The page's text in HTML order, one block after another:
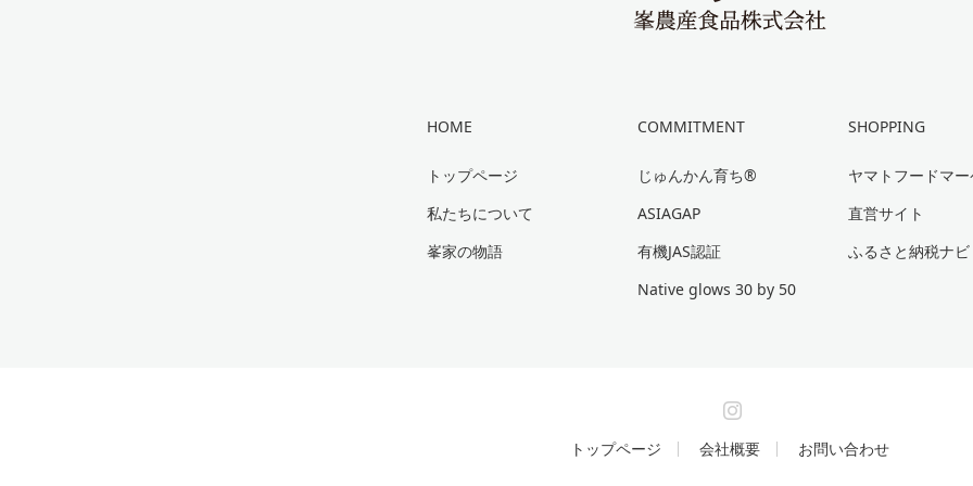
HOME
トップページ
私たちについて
峯家の物語
COMMITMENT
じゅんかん育ち®
ASIAGAP
有機JAS認証
Native glows 30 by 50
SHOPPING
ヤマトフードマ
直営サイト
ふるさと納税ナビ
トップページ 会社概要 お問い合わせ